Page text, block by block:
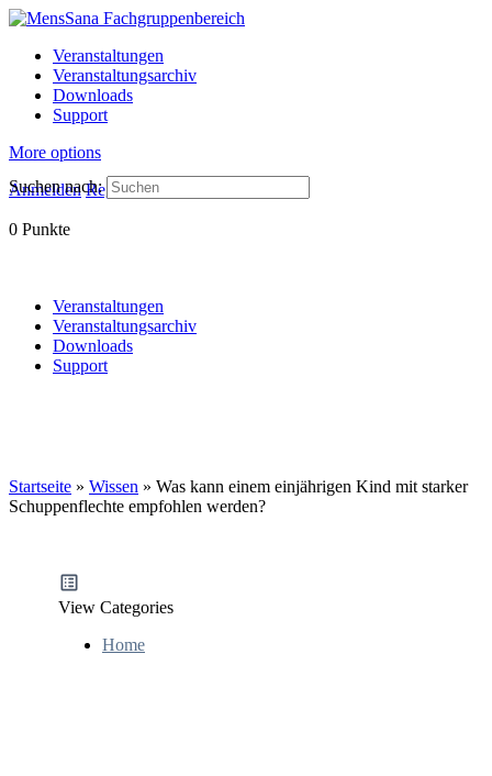
Veranstaltungen
Veranstaltungsarchiv
Downloads
Support
More options
Anmelden Registrieren
0 Punkte
Suchen nach:
Veranstaltungen
Veranstaltungsarchiv
Downloads
Support
Startseite » Wissen » Was kann einem einjährigen Kind mit starker
Schuppenflechte empfohlen werden?
View Categories
Home